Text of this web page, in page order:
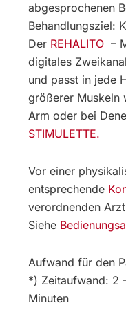
abgesprochenen
Behandlungsziel:
Der REHALITO –
digitales
und passt in jede
größerer Muskeln
Arm oder bei
STIMULETTE.
Vor einer
entsprechende
verordnenden
Siehe
Aufwand für den
*) Zeitaufwand: 2
Minuten